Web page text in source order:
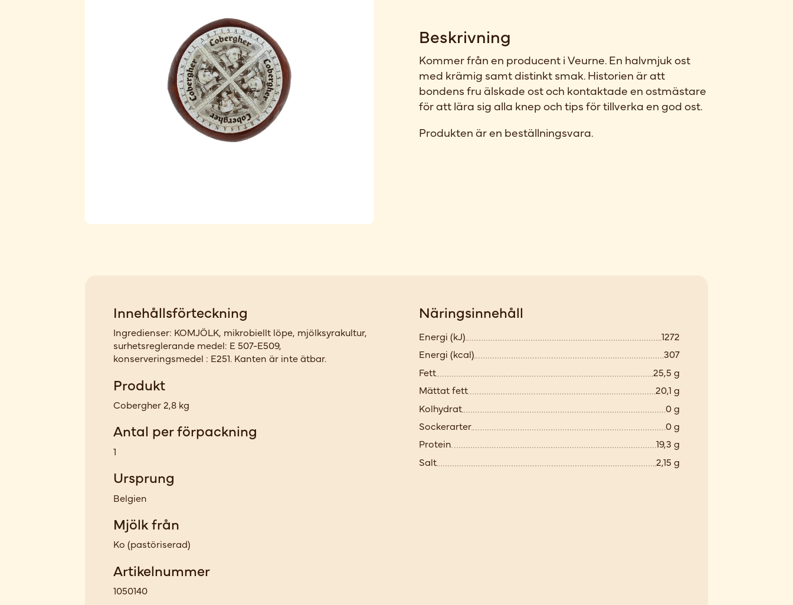
Beskrivning
Kommer från en producent i Veurne. En halvmjuk ost
med krämig samt distinkt smak. Historien är att
bondens fru älskade ost och kontaktade en ostmästare
för att lära sig alla knep och tips för tillverka en god ost.
Produkten är en beställningsvara.
Innehållsförteckning
Ingredienser: KOMJÖLK, mikrobiellt löpe, mjölksyrakultur,
surhetsreglerande medel: E 507-E509,
konserveringsmedel : E251. Kanten är inte ätbar.
Produkt
Cobergher 2,8 kg
Antal per förpackning
1
Ursprung
Belgien
Mjölk från
Ko (pastöriserad)
Artikelnummer
1050140
Näringsinnehåll
Energi (kJ)
1272
Energi (kcal)
307
Fett
25,5 g
Mättat fett
20,1 g
Kolhydrat
0 g
Sockerarter
0 g
Protein
19,3 g
Salt
2,15 g